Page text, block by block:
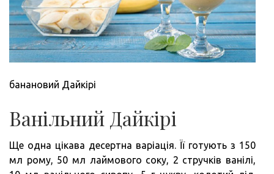
банановий Дайкірі
Ванільний Дайкірі
Ще одна цікава десертна варіація. Її готують з 150
мл рому, 50 мл лаймового соку, 2 стручків ванілі,